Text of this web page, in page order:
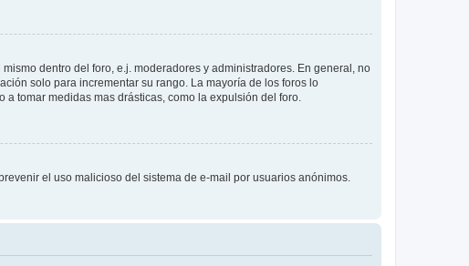
dentro del foro, e.j. moderadores y administradores. En general, no
solo para incrementar su rango. La mayoría de los foros lo
tomar medidas mas drásticas, como la expulsión del foro.
el uso malicioso del sistema de e-mail por usuarios anónimos.